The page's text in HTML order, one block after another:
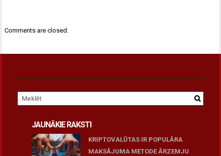
Comments are closed.
JAUNĀKIE RAKSTI
KRIPTOVALŪTAS IR POPULĀRA
MAKSĀJUMA METODE ĀRZEMJU